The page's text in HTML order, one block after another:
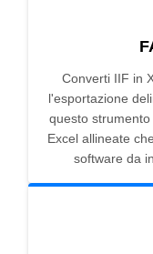
Converti IIF in
l'esportazione
questo
Excel allineate
software da